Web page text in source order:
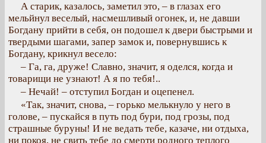
А старик, казалось, заметил это, – в глазах его
мельйнул веселый, насмешливый огонек, и, не давши
Богдану прийти в себя, он подошел к двери быстрыми и
твердыми шагами, запер замок и, повернувшись к
Богдану, крикнул весело:
– Га, га, друже! Славно, значит, я оделся, когда и
товарищи не узнают! А я по тебя!..
– Нечай! – отступил Богдан и оцепенел.
«Так, значит, снова, – горько мелькнуло у него в
голове, – пускайся в путь под бури, под грозы, под
страшные буруны! И не ведать тебе, казаче, ни отдыха,
ни покоя, не свить тебе до смерти родного теплого